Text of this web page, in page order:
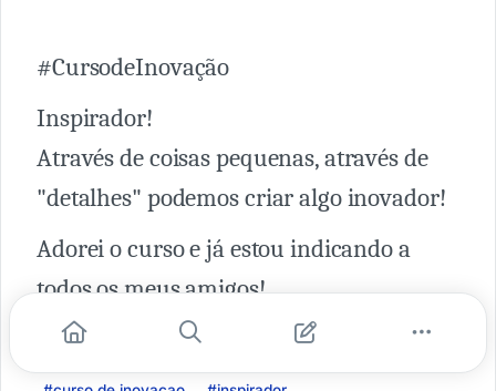
#CursodeInovação
Inspirador!
Através de coisas pequenas, através de
"detalhes" podemos criar algo inovador!
Adorei o curso e já estou indicando a
todos os meus amigos!